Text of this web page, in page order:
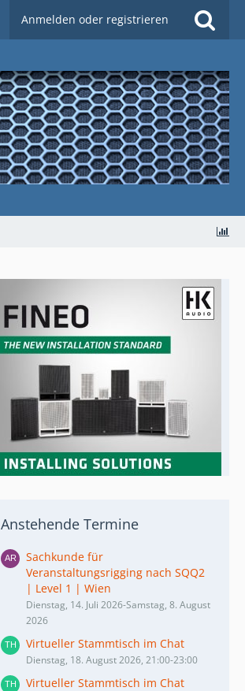
Anmelden oder registrieren
Anstehende Termine
Sachkunde für
Veranstaltungsrigging nach SQQ2
| Level 1 | Wien
Dienstag, 14. Juli 2026-Samstag, 8. August
2026
Virtueller Stammtisch im Chat
Dienstag, 18. August 2026, 21:00-23:00
Virtueller Stammtisch im Chat